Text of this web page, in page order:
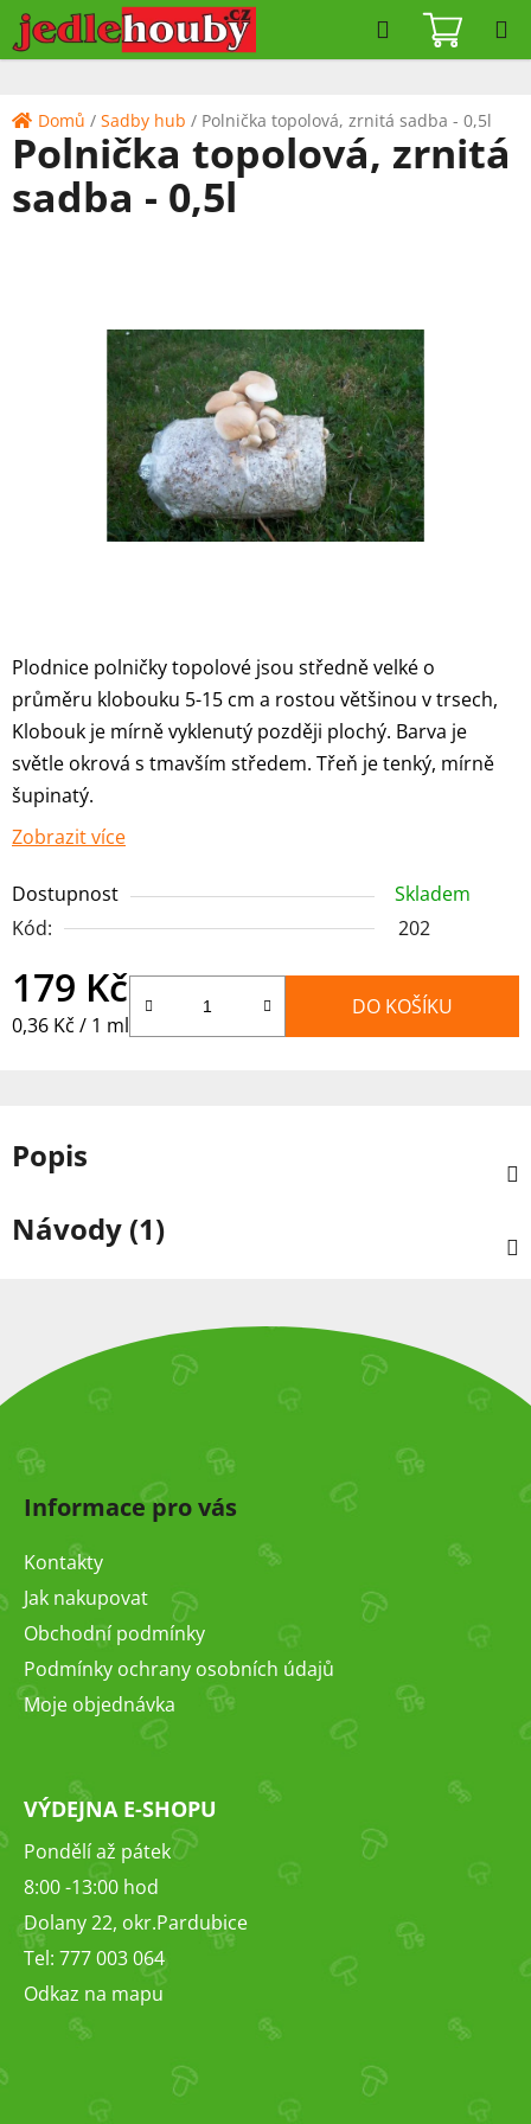
Přejít
na
obsah
Hledat
KOŠÍK
Domů / Sadby hub / Polnička topolová, zrnitá sadba - 0,5l
Plodnice polničky topolové jsou středně velké o
průměru klobouku 5-15 cm a rostou většinou v trsech,
Klobouk je mírně vyklenutý později plochý. Barva je
světle okrová s tmavším středem. Třeň je tenký, mírně
šupinatý.
Zobrazit více
Dostupnost
Skladem
Kód:
202
179 Kč
Měrná cena:
0,36 Kč / 1 ml
DO KOŠÍKU
Polnička topolová, zrnitá
sadba - 0,5l
Popis
Návody (1)
í
Informace pro vás
Kontakty
Jak nakupovat
Obchodní podmínky
Podmínky ochrany osobních údajů
Moje objednávka
VÝDEJNA E-SHOPU
Pondělí až pátek
8:00 -13:00 hod
Dolany 22, okr.Pardubice
Tel: 777 003 064
Odkaz na mapu